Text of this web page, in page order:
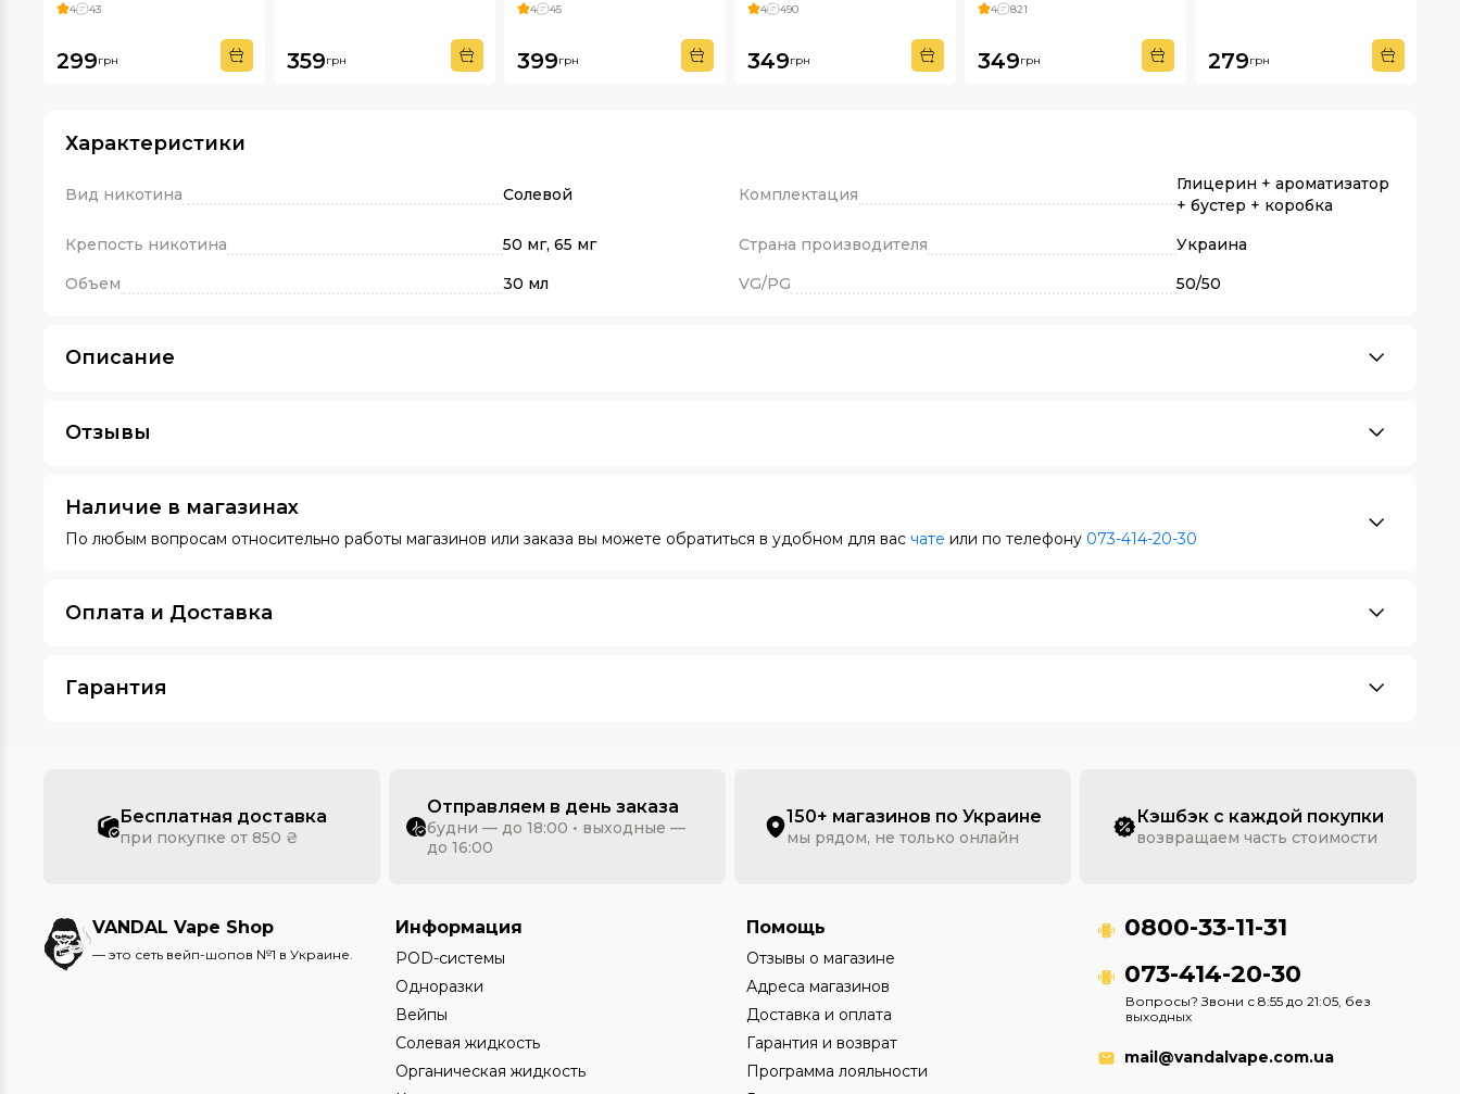
4 43
299грн 359грн
4 45
399грн
4 490
349грн
4 821
349грн 279грн
Характеристики
Вид никотина Солевой Комплектация
Глицерин + ароматизатор
+ бустер + коробка
Крепость никотина
50 мг, 65 мг Страна производителя
Украина
Объем
30 мл VG/PG 50/50
Описание
Отзывы
Наличие в магазинах
По любым вопросам относительно работы магазинов или заказа вы можете обратиться в удобном для вас чате или по телефону 073-414-20-30
Оплата и Доставка
Гарантия
Бесплатная доставка
при покупке от 850 ₴
Отправляем в день заказа
будни — до 18:00 • выходные —
до 16:00
150+ магазинов по Украине
мы рядом, не только онлайн
Кэшбэк с каждой покупки
возвращаем часть стоимости
VANDAL Vape Shop
— это сеть вейп-шопов №1 в Украине.
Информация
POD-системы
Одноразки
Вейпы
Солевая жидкость
Органическая жидкость
Помощь
Отзывы о магазине
Адреса магазинов
Доставка и оплата
Гарантия и возврат
Программа лояльности
0800-33-11-31
073-414-20-30
Вопросы? Звони с 8:55 до 21:05, без
выходных
mail@vandalvape.com.ua